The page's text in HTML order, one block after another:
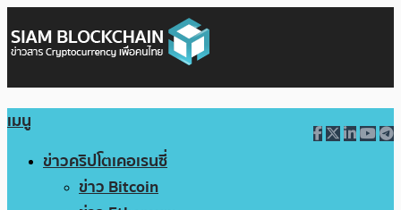
เมนู
ข่าวคริปโตเคอเรนซี่
ข่าว Bitcoin